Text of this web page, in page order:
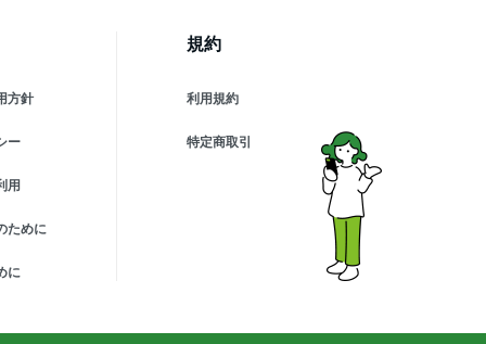
方針
ー
用
ために
に
規約
利用規約
特定商取引